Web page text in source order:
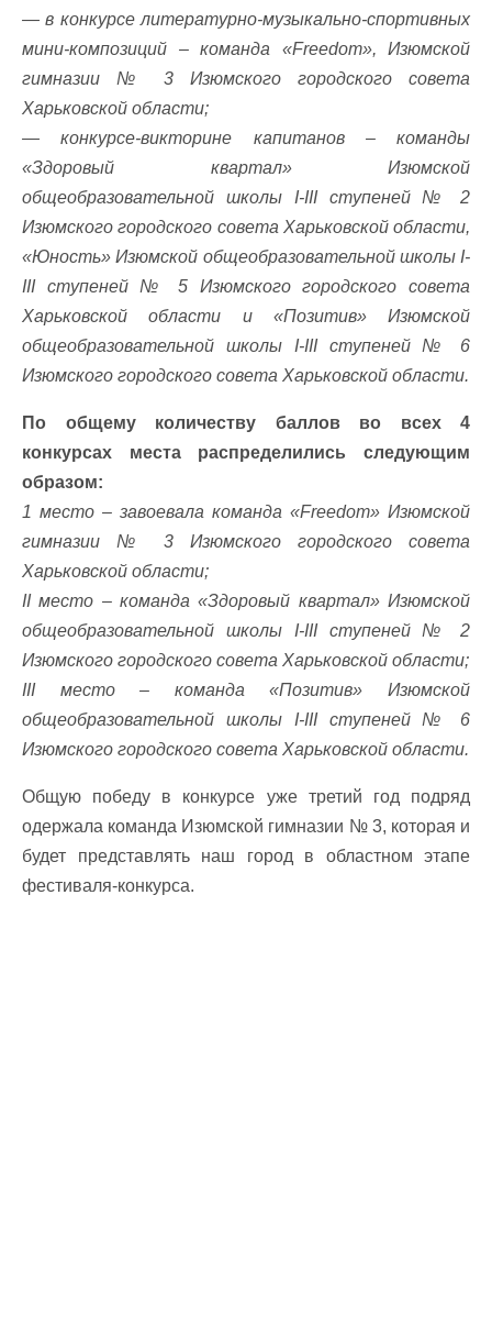
— в конкурсе литературно-музыкально-спортивных
мини-композиций – команда «Freedom», Изюмской
гимназии № 3 Изюмского городского совета
Харьковской области;
— конкурсе-викторине капитанов – команды
«Здоровый квартал» Изюмской
общеобразовательной школы І-ІІІ ступеней № 2
Изюмского городского совета Харьковской области,
«Юность» Изюмской общеобразовательной школы І-
ІІІ ступеней № 5 Изюмского городского совета
Харьковской области и «Позитив» Изюмской
общеобразовательной школы І-ІІІ ступеней № 6
Изюмского городского совета Харьковской области.
По общему количеству баллов во всех 4
конкурсах места распределились следующим
образом:
1 место – завоевала команда «Freedom» Изюмской
гимназии № 3 Изюмского городского совета
Харьковской области;
II место – команда «Здоровый квартал» Изюмской
общеобразовательной школы І-ІІІ ступеней № 2
Изюмского городского совета Харьковской области;
III место – команда «Позитив» Изюмской
общеобразовательной школы І-ІІІ ступеней № 6
Изюмского городского совета Харьковской области.
Общую победу в конкурсе уже третий год подряд
одержала команда Изюмской гимназии № 3, которая и
будет представлять наш город в областном этапе
фестиваля-конкурса.